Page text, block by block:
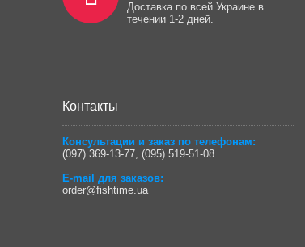
Доставка по всей Украине в
течении 1-2 дней.
Контакты
Консультации и заказ по телефонам:
(097) 369-13-77, (095) 519-51-08
E-mail для заказов:
order@fishtime.ua